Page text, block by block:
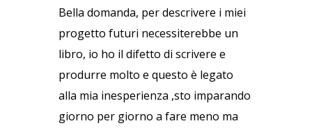
Bella domanda, per descrivere i miei
progetto futuri necessiterebbe un
libro, io ho il difetto di scrivere e
produrre molto e questo è legato
alla mia inesperienza ,sto imparando
giorno per giorno a fare meno ma